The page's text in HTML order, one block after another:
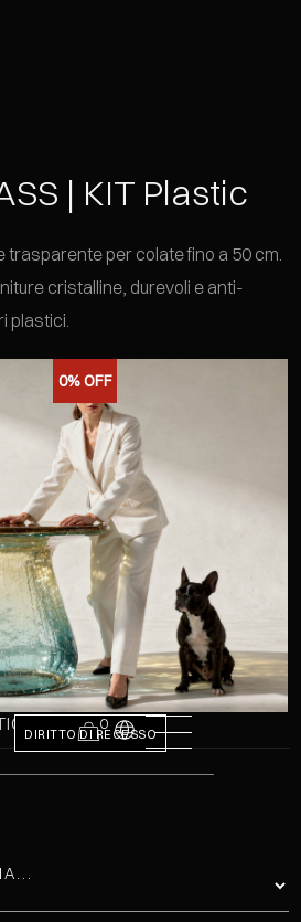
0
DIRITTO DI RECESSO
0%OFF
| KIT Plastic
trasparente per colate fino a 50 cm.
cristalline, durevoli e anti-
plastici.